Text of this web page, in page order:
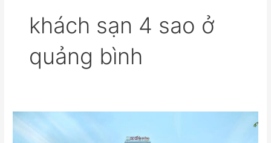
khách sạn 4 sao ở
quảng bình
CKC